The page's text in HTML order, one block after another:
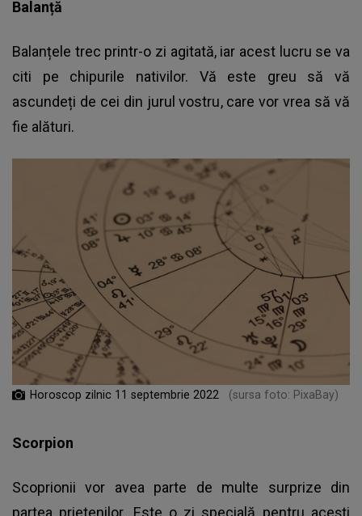
Balanță
Balanțele trec printr-o zi agitată, iar acest lucru se va
citi pe chipurile nativilor. Vă este greu să vă
ascundeți de cei din jurul vostru, care vor vrea să vă
fie alături.
Horoscop zilnic 11 septembrie 2022 (sursa foto: PixaBay)
Scorpion
Scoprionii vor avea parte de multe surprize din
partea prietenilor. Este o zi specială pentru acești